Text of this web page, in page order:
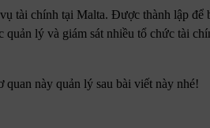
tài chính tại Malta. Được thành lập để
lý và giám sát nhiều tổ chức tài
này quản lý sau bài viết này nhé!